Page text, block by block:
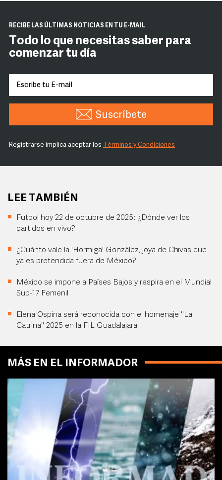
RECIBE LAS ÚLTIMAS NOTICIAS EN TU E-MAIL
Todo lo que necesitas saber para
comenzar tu día
Suscríbete
Registrarse implica aceptar los Términos y Condiciones
LEE TAMBIÉN
Futbol hoy 22 de octubre de 2025: ¿Dónde ver los
partidos en vivo?
¿Cuánto vale la 'Hormiga' González, joya de Chivas que
ya es pretendida fuera de México?
México se impone a Países Bajos y respira en el Mundial
Sub-17 Femenil
Elena Ospina será reconocida con el homenaje "La
Catrina" 2025 en la FIL Guadalajara
MÁS EN EL INFORMADOR